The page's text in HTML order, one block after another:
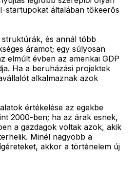
startupokat általában tőkeerős
és annál több
áramot; egy súlyosan
elmúlt évben az amerikai GDP
Ha a beruházási projektek
alkalmaznak azok
értékelése az egekbe
2000-ben; ha az árak esnek,
a gazdagok voltak azok, akik
Minél nagyobb a
akkor a történelem új